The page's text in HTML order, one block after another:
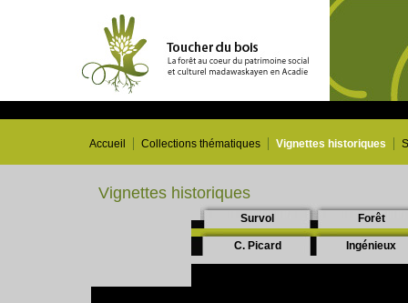
Accueil Collections thématiques Vignettes historiques
Vignettes historiques
Survol Forêt
C. Picard Ingénieux